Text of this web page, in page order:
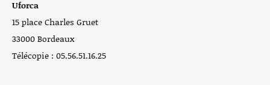
Uforca
15 place Charles Gruet
33000 Bordeaux
Télécopie : 05.56.51.16.25